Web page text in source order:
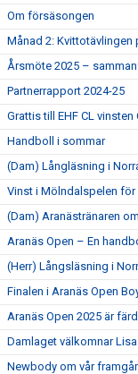
Om försäsongen
Månad 2: Kvittotävlingen
Årsmöte 2025 –
Partnerrapport 2024-25
Grattis till EHF CL vinsten
Handboll i sommar
(Dam) Långläsning i
Vinst i Mölndalspelen
(Dam) Aranästränaren
Aranäs Open – En
(Herr) Långsläsning i
Finalen i Aranäs Open
Aranäs Open 2025 är
Damlaget välkomnar
Newbody om vår